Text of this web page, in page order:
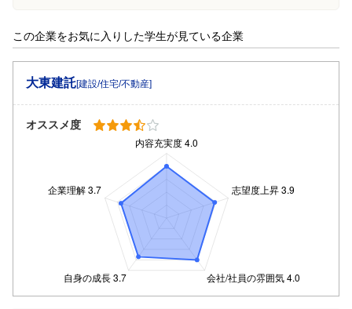
この企業をお気に入りした学生が見ている企業
大東建託[建設/住宅/不動産]
オススメ度